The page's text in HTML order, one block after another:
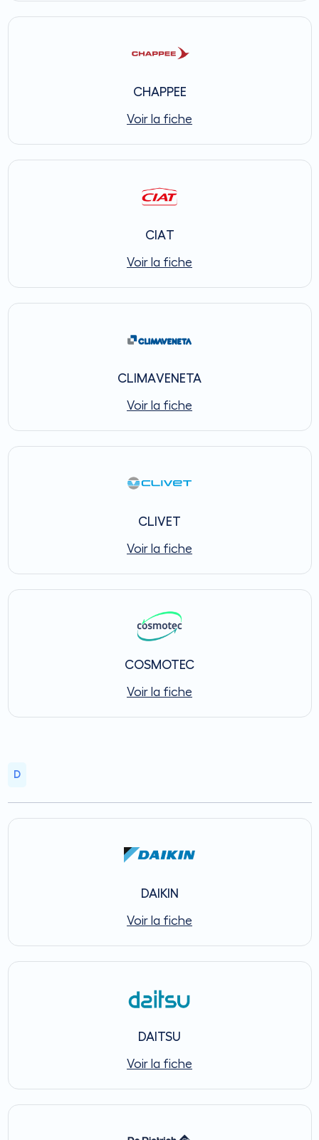
CHAPPEE
Voir la fiche
CIAT
Voir la fiche
CLIMAVENETA
Voir la fiche
CLIVET
Voir la fiche
COSMOTEC
Voir la fiche
D
DAIKIN
Voir la fiche
DAITSU
Voir la fiche